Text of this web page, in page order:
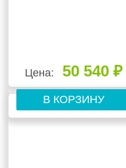
Цена: 50 540 ₽
В КОРЗИНУ